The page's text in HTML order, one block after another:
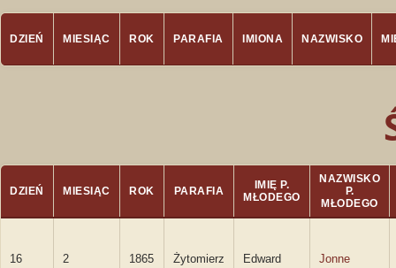
DZIEŃ MIESIĄC ROK PARAFIA IMIONA NAZWISKO
DZIEŃ MIESIĄC ROK PARAFIA
IMIĘ P.
MŁODEGO
NAZWISKO
P.
MŁODEGO
16 2 1865 Żytomierz Edward Jonne